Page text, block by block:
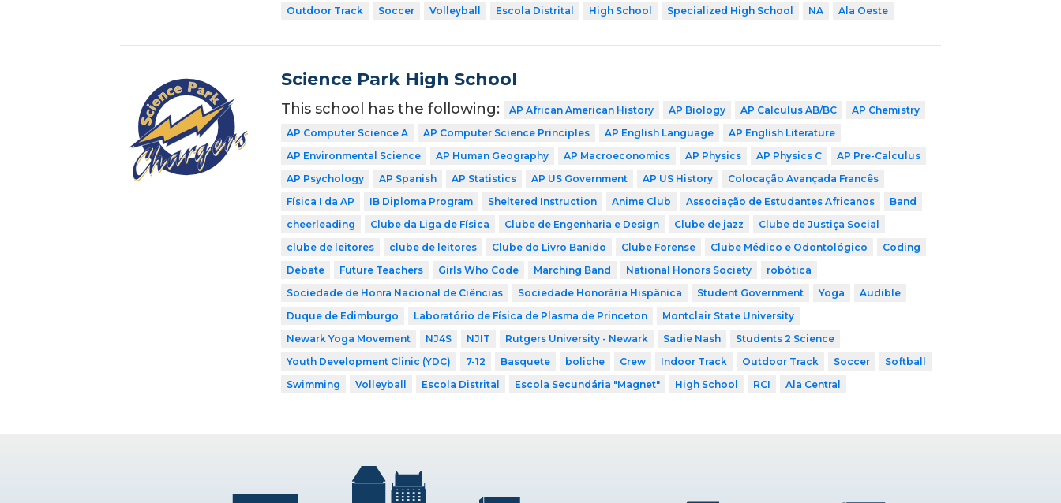
Outdoor Track
Soccer Volleyball Escola Distrital High School Specialized High School NA Ala Oeste
Science Park High School
This school has the following: AP African American History AP Biology AP Calculus AB/BC
AP Chemistry
AP Computer Science A
AP Computer Science Principles AP English Language
AP English Literature
AP Environmental Science
AP Human Geography AP Macroeconomics AP Physics AP Physics C
AP Pre-Calculus
AP Psychology
AP Spanish AP Statistics AP US Government AP US History
Colocação Avançada Francês
Física I da AP
IB Diploma Program Sheltered Instruction Anime Club Associação de Estudantes Africanos
Band
cheerleading
Clube da Liga de Física Clube de Engenharia e Design Clube de jazz
Clube de Justiça Social
clube de leitores
clube de leitores Clube do Livro Banido Clube Forense Clube Médico e Odontológico
Coding
Debate
Future Teachers Girls Who Code Marching Band National Honors Society
robótica
Sociedade de Honra Nacional de Ciências
Sociedade Honorária Hispânica Student Government Yoga
Audible
Duque de Edimburgo
Laboratório de Física de Plasma de Princeton
Montclair State University
Newark Yoga Movement
NJ4S NJIT Rutgers University - Newark Sadie Nash
Students 2 Science
Youth Development Clinic (YDC)
7-12 Basquete boliche Crew Indoor Track Outdoor Track Soccer
Softball
Swimming
Volleyball Escola Distrital Escola Secundária "Magnet" High School RCI Ala Central